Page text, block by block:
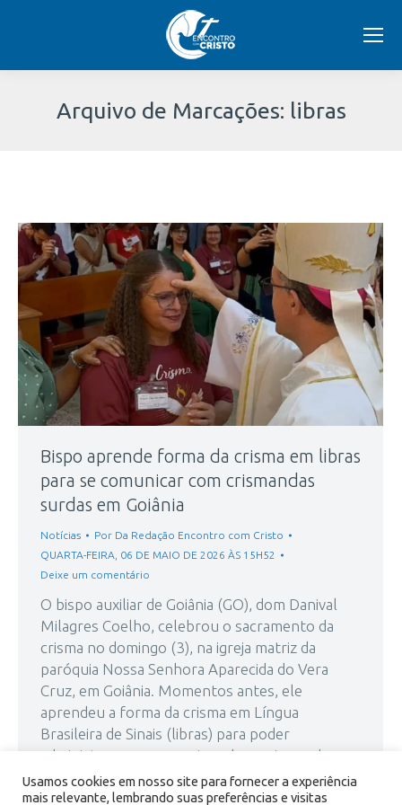
Arquivo de Marcações: libras
aqui:
Bispo aprende forma da crisma em libras
para se comunicar com crismandas
surdas em Goiânia
Notícias Por Da Redação Encontro com Cristo
QUARTA-FEIRA, 06 DE MAIO DE 2026 ÀS 15H52
Deixe um comentário
O bispo auxiliar de Goiânia (GO), dom Danival
Milagres Coelho, celebrou o sacramento da
crisma no domingo (3), na igreja matriz da
paróquia Nossa Senhora Aparecida do Vera
Cruz, em Goiânia. Momentos antes, ele
aprendeu a forma da crisma em Língua
Brasileira de Sinais (libras) para poder
administrar o sacramento a duas crismandas
surdas. Durante…
Usamos cookies em nosso site para fornecer a experiência
mais relevante, lembrando suas preferências e visitas